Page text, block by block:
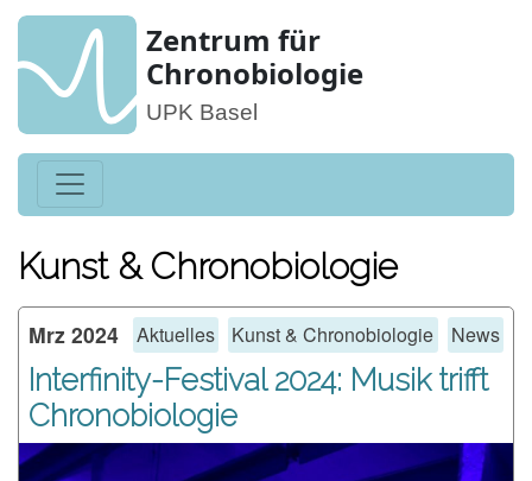
Zentrum für
Chronobiologie
UPK Basel
Kunst & Chronobiologie
Mrz 2024 Aktuelles Kunst & Chronobiologie News
Interfinity-Festival 2024: Musik trifft
Chronobiologie